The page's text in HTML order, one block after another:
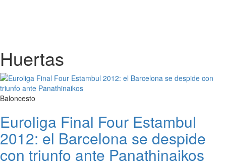
Huertas
Baloncesto
Euroliga Final Four Estambul
2012: el Barcelona se despide
con triunfo ante Panathinaikos